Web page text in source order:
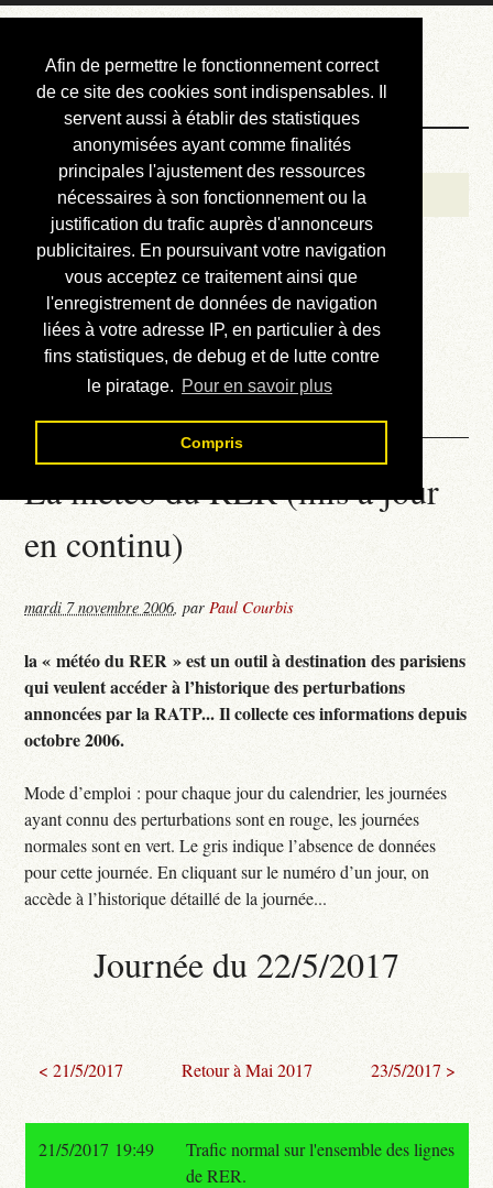
Afin de permettre le fonctionnement correct
de ce site des cookies sont indispensables. Il
servent aussi à établir des statistiques
anonymisées ayant comme finalités
principales l'ajustement des ressources
nécessaires à son fonctionnement ou la
justification du trafic auprès d'annonceurs
publicitaires. En poursuivant votre navigation
vous acceptez ce traitement ainsi que
l'enregistrement de données de navigation
liées à votre adresse IP, en particulier à des
fins statistiques, de debug et de lutte contre
le piratage. Pour en savoir plus
Compris
Courbis, « LE »
Blog Officiel
Bienvenue
Réalisations
Divers (et d’été)
Annonces
Liens externes
Téléchargement
Contact
La météo du RER (mis à jour
en continu)
mardi 7 novembre 2006,parPaul Courbis
la « météo du RER » est un outil à destination des parisiens
qui veulent accéder à l’historique des perturbations
annoncées par la RATP... Il collecte ces informations depuis
octobre 2006.
Mode d’emploi : pour chaque jour du calendrier, les journées
ayant connu des perturbations sont en rouge, les journées
normales sont en vert. Le gris indique l’absence de données
pour cette journée. En cliquant sur le numéro d’un jour, on
accède à l’historique détaillé de la journée...
Journée du 22/5/2017
< 21/5/2017 Retour à Mai 2017 23/5/2017 >
21/5/2017 19:49
Trafic normal sur l'ensemble des lignes
de RER.